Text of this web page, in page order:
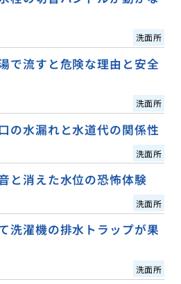
洗面所
で流すと危険な理由と安全
洗面所
の水漏れと水道代の関係性
洗面所
と消えた水位の恐怖体験
洗面所
洗濯機の排水トラップが果
洗面所